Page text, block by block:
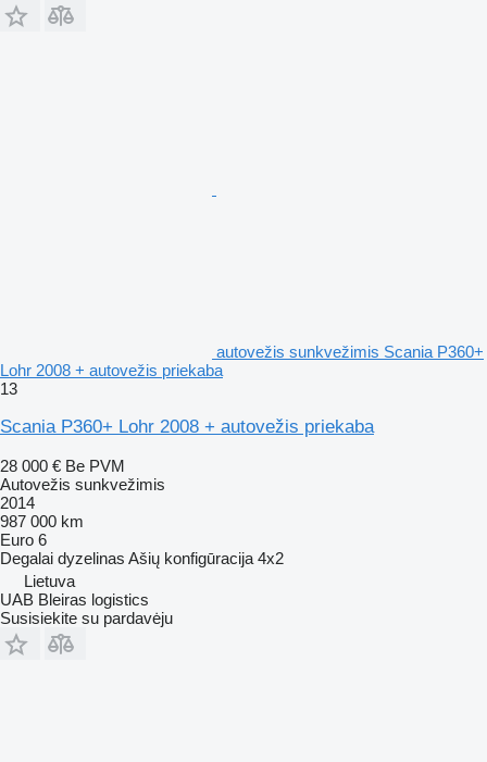
autovežis sunkvežimis Scania P360+
Lohr 2008 + autovežis priekaba
13
Scania P360+ Lohr 2008 + autovežis priekaba
28 000 € Be PVM
Autovežis sunkvežimis
2014
987 000 km
Euro 6
Degalai dyzelinas Ašių konfigūracija 4x2
Lietuva
UAB Bleiras logistics
Susisiekite su pardavėju